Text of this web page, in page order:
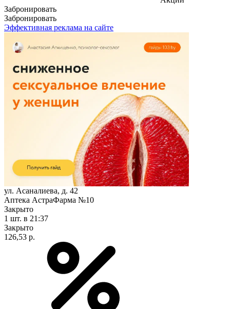
Забронировать
Забронировать
Эффективная реклама на сайте
ул. Асаналиева, д. 42
Аптека АстраФарма №10
Закрыто
1 шт. в 21:37
Закрыто
126,53 р.